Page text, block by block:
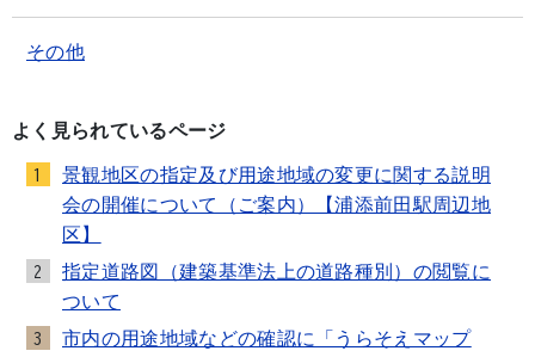
その他
よく見られているページ
1
景観地区の指定及び用途地域の変更に関する説明
会の開催について（ご案内）【浦添前田駅周辺地
区】
2
指定道路図（建築基準法上の道路種別）の閲覧に
ついて
3
市内の用途地域などの確認に「うらそえマップ